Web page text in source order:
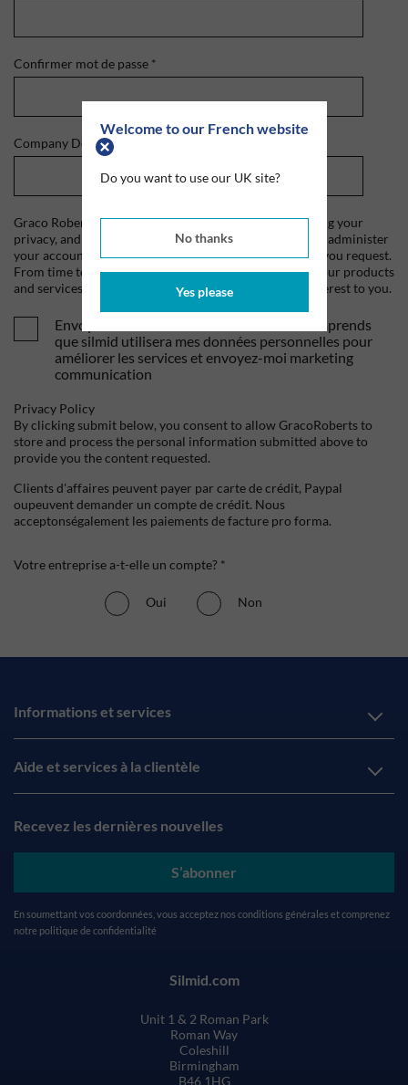
Welcome to our French website
Do you want to use our UK site?
No thanks
Yes please
Confirmer mot de passe *
Company Domain
Graco Roberts is committed to protecting and respecting your
privacy, and we'll only use your personal information to administer
your account and to provide the products and services you request.
From time to time, we would like to contact you about our products
and services, as well as other content that may be of interest to you.
Envoyez-moi vos offres et actualités. Je comprends
que silmid utilisera mes données personnelles pour
améliorer les services et envoyez-moi marketing
communication
Privacy Policy
By clicking submit below, you consent to allow GracoRoberts to
store and process the personal information submitted above to
provide you the content requested.
Clients d'affaires peuvent payer par carte de crédit, Paypal
oupeuvent demander un compte de crédit. Nous
acceptonségalement les paiements de facture pro forma.
Votre entreprise a-t-elle un compte? *
Oui Non
Informations et services
Aide et services à la clientèle
Recevez les dernières nouvelles
S’abonner
En soumettant vos coordonnées, vous acceptez nos conditions générales et comprenez
notre politique de confidentialité
Silmid.com
Unit 1 & 2 Roman Park
Roman Way
Coleshill
Birmingham
B46 1HG